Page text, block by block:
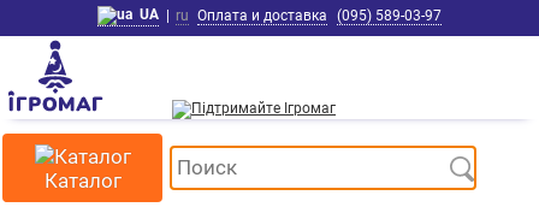
UA | ru Оплата и доставка (095) 589-03-97
Каталог